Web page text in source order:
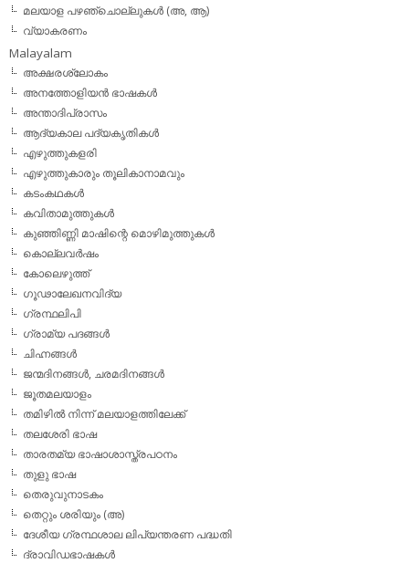
മലയാള പഴഞ്ചൊല്ലുകൾ (അ, ആ)
വ്യാകരണം
Malayalam
അക്ഷരശ്ലോകം
അനത്തോളിയന്‍ ഭാഷകള്‍
അന്താദിപ്രാസം
ആദ്യകാല പദ്യകൃതികള്‍
എഴുത്തുകളരി
എഴുത്തുകാരും തൂലികാനാമവും
കടംകഥകള്‍
കവിതാമുത്തുകള്‍
കുഞ്ഞിണ്ണി മാഷിന്റെ മൊഴിമുത്തുകള്‍
കൊല്ലവര്‍ഷം
കോലെഴുത്ത്
ഗൂഢാലേഖനവിദ്യ
ഗ്രന്ഥലിപി
ഗ്രാമ്യ പദങ്ങള്‍
ചിഹ്നങ്ങള്‍
ജന്മദിനങ്ങള്‍, ചരമദിനങ്ങള്‍
ജൂതമലയാളം
തമിഴില്‍ നിന്ന് മലയാളത്തിലേക്ക്
തലശേരി ഭാഷ
താരതമ്യ ഭാഷാശാസ്ത്രപഠനം
തുളു ഭാഷ
തെരുവുനാടകം
തെറ്റും ശരിയും (അ)
ദേശീയ ഗ്രന്ഥശാല ലിപ്യന്തരണ പദ്ധതി
ദ്രാവിഡഭാഷകള്‍